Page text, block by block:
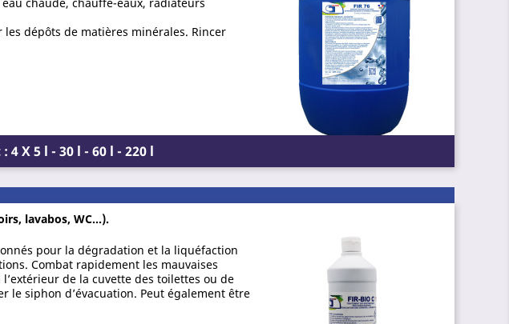
chaude, chauffe-eaux, radiateurs
dépôts de matières minérales. Rincer
X 5 l - 30 l - 60 l - 220 l
lavabos, WC...).
pour la dégradation et la liquéfaction
Combat rapidement les mauvaises
de la cuvette des toilettes ou de
le siphon d’évacuation. Peut également être